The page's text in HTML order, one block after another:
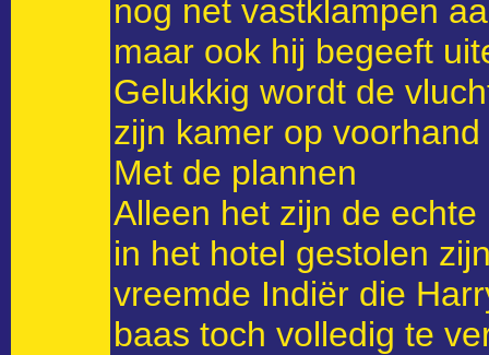
nog net vastklampen
maar ook hij begeeft
Gelukkig wordt de
zijn kamer op
Met de plannen
Alleen het zijn de
in het hotel gestolen
vreemde Indiër die
baas toch volledig te